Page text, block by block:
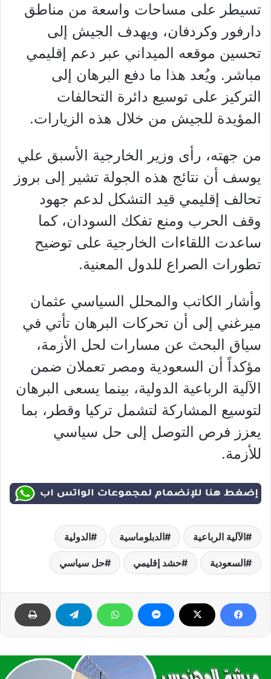
تسيطر على مساحات واسعة من مناطق
دارفور وكردفان، ويهدف الجيش إلى
تحسين موقعه الميداني عبر دعم إقليمي
مباشر. ويُعد هذا ما دفع البرهان إلى
التركيز على توسيع دائرة التحالفات
المؤيدة للجيش من خلال هذه الزيارات.
من جهته، رأى وزير الخارجية الأسبق علي
يوسف أن نتائج هذه الجولة تشير إلى بروز
تحالف إقليمي قيد التشكل لدعم جهود
وقف الحرب ومنع تفكك السودان، كما
ساعدت اللقاءات الخارجية على توضيح
تطورات الصراع للدول المعنية.
وأشار الكاتب والمحلل السياسي عثمان
ميرغني إلى أن تحركات البرهان تأتي في
سياق البحث عن مسارات لحل الأزمة،
مؤكداً أن السعودية ومصر تعملان ضمن
الآلية الرباعية الدولية، بينما يسعى البرهان
لتوسيع المشاركة لتشمل تركيا وقطر، بما
يعزز فرص التوصل إلى حل سياسي
للأزمة.
الآلية الرباعية الدبلوماسية الدولية
السعودية حشد إقليمي حل سياسي